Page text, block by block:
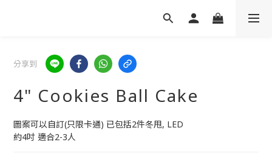
分享到
4" Cookies Ball Cake
圖案可以自訂(只限卡通) 已包括2件冬甩, LED
約4吋 適合2-3人